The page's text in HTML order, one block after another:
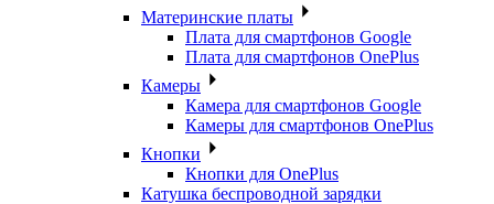
Материнские платы
Плата для смартфонов Google
Плата для смартфонов OnePlus
Камеры
Камера для смартфонов Google
Камеры для смартфонов OnePlus
Кнопки
Кнопки для OnePlus
Катушка беспроводной зарядки